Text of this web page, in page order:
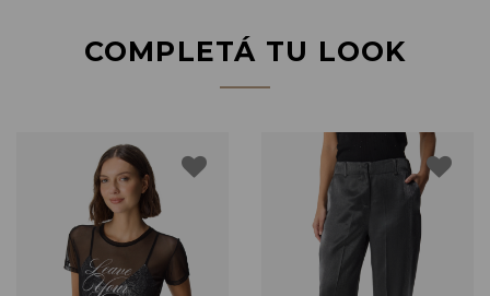
COMPLETÁ TU LOOK